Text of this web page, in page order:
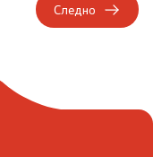
Следно